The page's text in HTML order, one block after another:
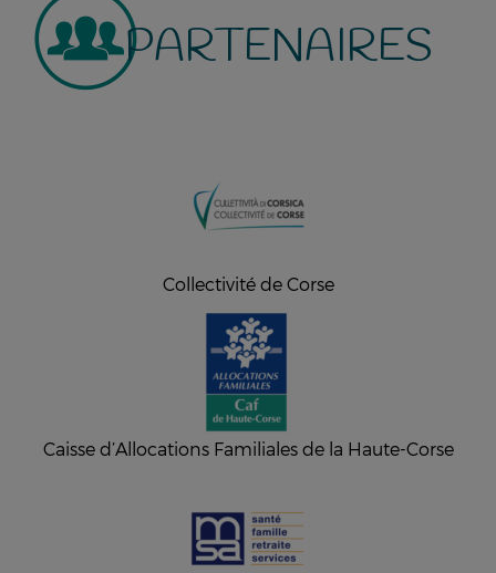
PARTENAIRES
Collectivité de Corse
Caisse d’Allocations Familiales de la Haute-Corse